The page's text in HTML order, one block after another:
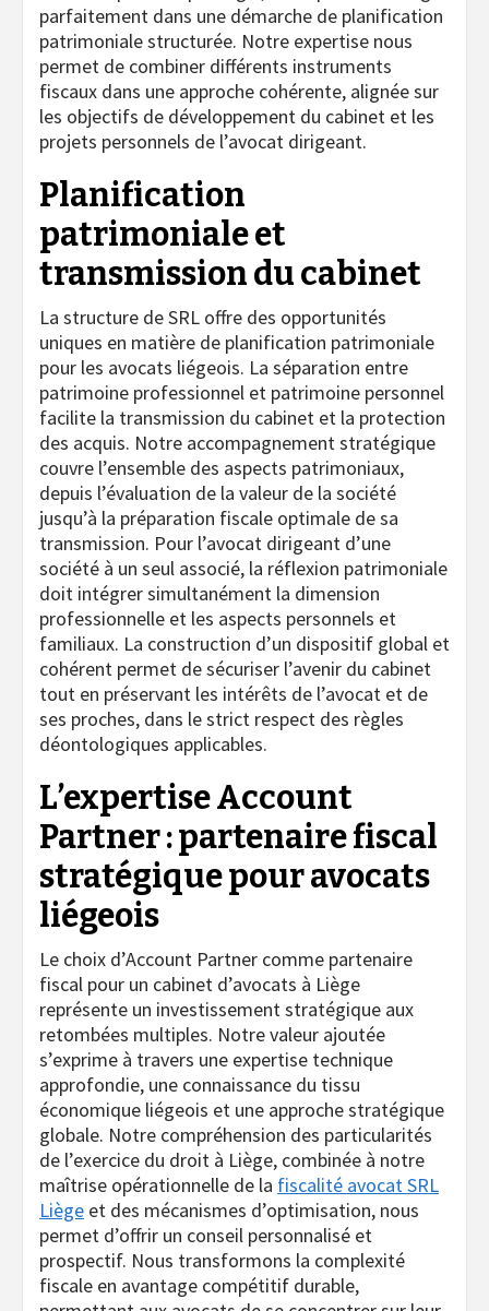
parfaitement dans une démarche de planification
patrimoniale structurée. Notre expertise nous
permet de combiner différents instruments
fiscaux dans une approche cohérente, alignée sur
les objectifs de développement du cabinet et les
projets personnels de l’avocat dirigeant.
Planification
patrimoniale et
transmission du cabinet
La structure de SRL offre des opportunités
uniques en matière de planification patrimoniale
pour les avocats liégeois. La séparation entre
patrimoine professionnel et patrimoine personnel
facilite la transmission du cabinet et la protection
des acquis. Notre accompagnement stratégique
couvre l’ensemble des aspects patrimoniaux,
depuis l’évaluation de la valeur de la société
jusqu’à la préparation fiscale optimale de sa
transmission. Pour l’avocat dirigeant d’une
société à un seul associé, la réflexion patrimoniale
doit intégrer simultanément la dimension
professionnelle et les aspects personnels et
familiaux. La construction d’un dispositif global et
cohérent permet de sécuriser l’avenir du cabinet
tout en préservant les intérêts de l’avocat et de
ses proches, dans le strict respect des règles
déontologiques applicables.
L’expertise Account
Partner : partenaire fiscal
stratégique pour avocats
liégeois
Le choix d’Account Partner comme partenaire
fiscal pour un cabinet d’avocats à Liège
représente un investissement stratégique aux
retombées multiples. Notre valeur ajoutée
s’exprime à travers une expertise technique
approfondie, une connaissance du tissu
économique liégeois et une approche stratégique
globale. Notre compréhension des particularités
de l’exercice du droit à Liège, combinée à notre
maîtrise opérationnelle de la fiscalité avocat SRL
Liège et des mécanismes d’optimisation, nous
permet d’offrir un conseil personnalisé et
prospectif. Nous transformons la complexité
fiscale en avantage compétitif durable,